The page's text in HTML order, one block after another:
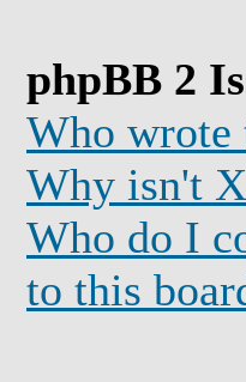
phpBB 2
Who wrote
Why isn't
Who do I
to this